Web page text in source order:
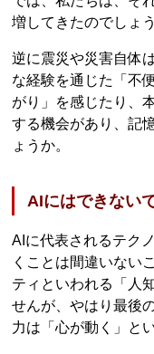
増してきたのでしょ
逆に震災や災害自体
な経験を通じた「不
がり」を感じたり、
する機会があり、記
ょうか。
AIにはできない
AIに代表されるテク
くことは間違いない
ティといわれる「人
せんが、やはり最後
力は「心が動く」と